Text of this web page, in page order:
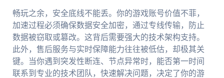
畅玩之余，安全底线不能丢。你的游戏账号价值不菲，
加速过程必须确保数据安全加密，通过专线传输，防止
数据被窃取或篡改。这背后需要强大的技术架构支持。
此外，售后服务与实时保障能力往往被低估，却极其关
键。当你遇到突发性断连、节点异常时，能否第一时间
联系到专业的技术团队，快速解决问题，决定了你的游